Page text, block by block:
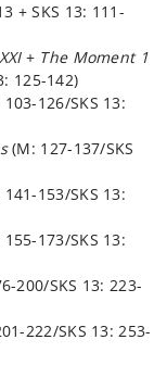
+ SKS 13: 111-
+ The Moment 1
125-142)
126/SKS 13:
(M: 127-137/SKS
153/SKS 13:
173/SKS 13:
200/SKS 13: 223-
222/SKS 13: 253-